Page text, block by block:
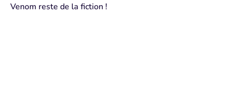
Venom reste de la fiction !